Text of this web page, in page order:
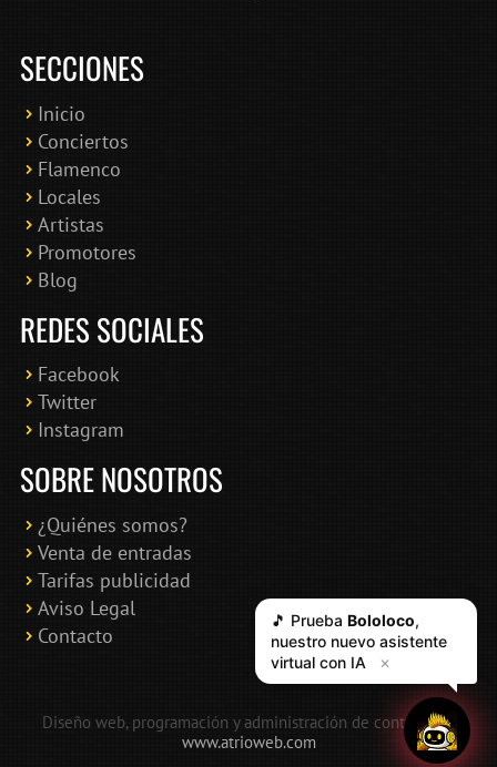
SECCIONES
Inicio
Conciertos
Flamenco
Locales
Artistas
Promotores
Blog
REDES SOCIALES
Facebook
Twitter
Instagram
SOBRE NOSOTROS
¿Quiénes somos?
Venta de entradas
Tarifas publicidad
Aviso Legal
Contacto
Diseño web, programación y administración de contenidos:
www.atrioweb.com
🎵 Prueba Bololoco,
nuestro nuevo asistente
virtual con IA
✕